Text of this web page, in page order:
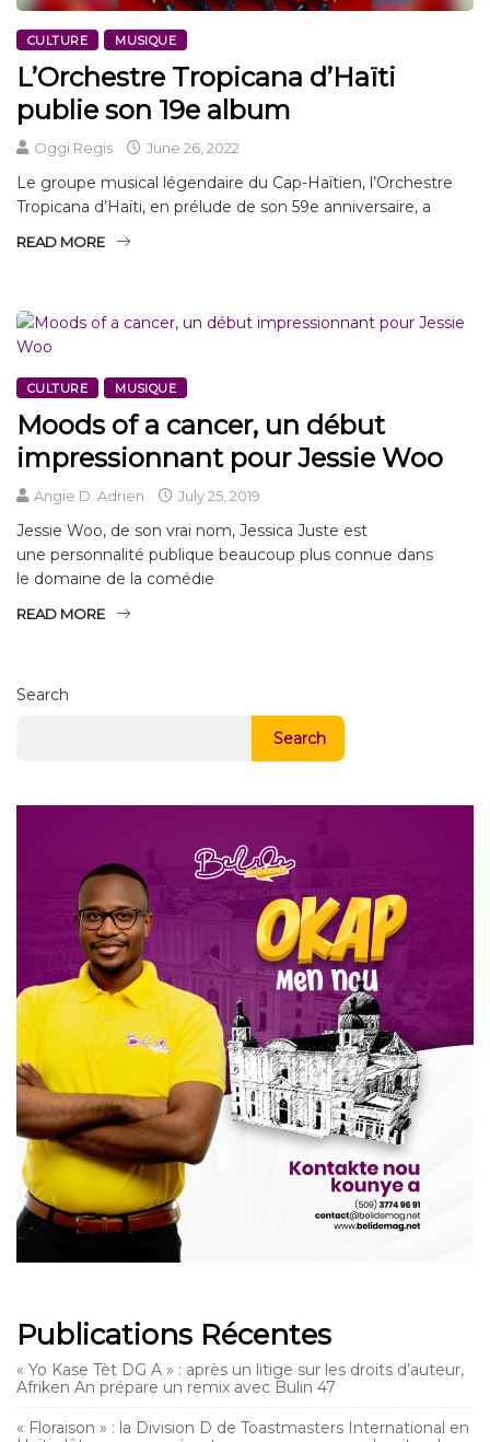
CULTURE MUSIQUE
L’Orchestre Tropicana d’Haïti
publie son 19e album
Oggi Regis June 26, 2022
Le groupe musical légendaire du Cap-Haïtien, l’Orchestre
Tropicana d’Haïti, en prélude de son 59e anniversaire, a
READ MORE
CULTURE MUSIQUE
Moods of a cancer, un début
impressionnant pour Jessie Woo
Angie D. Adrien July 25, 2019
Jessie Woo, de son vrai nom, Jessica Juste est
une personnalité publique beaucoup plus connue dans
le domaine de la comédie
READ MORE
Search
Search
Publications Récentes
« Yo Kase Tèt DG A » : après un litige sur les droits d’auteur,
Afriken An prépare un remix avec Bulin 47
« Floraison » : la Division D de Toastmasters International en